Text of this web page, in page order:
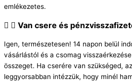
emlékezetes.
Van csere és
Igen, természetesen! 14 napon belül
vásárlástól és a csomag
összeget. Ha cserére van szükséged,
leggyorsabban intézzük, hogy minél